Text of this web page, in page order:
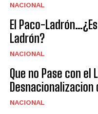
NACIONAL
El Paco-
Ladrón?
NACIONAL
Que no Pase con el
Desnacionalizacion
NACIONAL